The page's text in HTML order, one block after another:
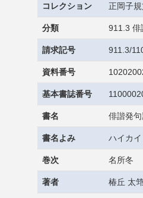
コレクション 正岡子
分類 911.3 俳
請求記号 911.3/
資料番号
基本書誌番号
書名 俳諧発
書名よみ ハイカ
巻次 名所冬
著者 椿丘 太